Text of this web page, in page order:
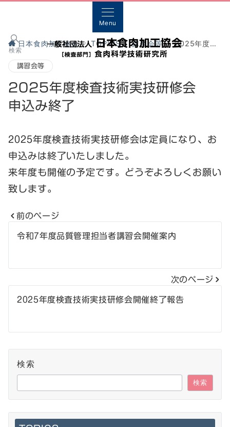
Menu
検索
日本食肉加工協会 TOPICS 講習会等 2025年度検査技術実技研修会 申込み終了
講習会等
2025年度検査技術実技研修会
申込み終了
2025年度検査技術実技研修会は定員になり、お
申込みは終了いたしました。
来年度も開催の予定です。どうぞよろしくお願い
致します。
投
ナ
ビ
シ
ョ
ン
前のページ
令和7年度品質管理担当者講習会開催案内
次のページ
2025年度検査技術実技研修会開催終了報告
検索
検索